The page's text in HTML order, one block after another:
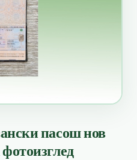
пасош нов